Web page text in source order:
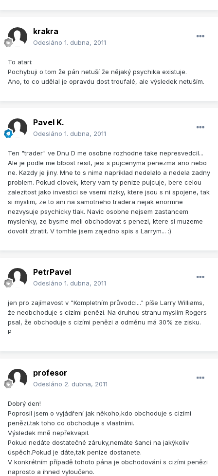
krakra
Odesláno 1. dubna, 2011
To atari:
Pochybuji o tom že pán netuší že nějaký psychika existuje.
Ano, to co udělal je opravdu dost troufalé, ale výsledek netuším.
Pavel K.
Odesláno 1. dubna, 2011
Ten "trader" ve Dnu D me osobne rozhodne take nepresvedcil...
Ale je podle me blbost resit, jesi s pujcenyma penezma ano nebo
ne. Kazdy je jiny. Mne to s nima napriklad nedelalo a nedela zadny
problem. Pokud clovek, ktery vam ty penize pujcuje, bere celou
zalezitost jako investici se vsemi riziky, ktere jsou s ni spojene, tak
si myslim, ze to ani na samotneho tradera nejak enormne
nezvysuje psychicky tlak. Navic osobne nejsem zastancem
myslenky, ze bysme meli obchodovat s penezi, ktere si muzeme
dovolit ztratit. V tomhle jsem zajedno spis s Larrym... :)
PetrPavel
Odesláno 1. dubna, 2011
jen pro zajímavost v "Kompletním průvodci..." píše Larry Williams,
že neobchoduje s cizími penězi. Na druhou stranu myslím Rogers
psal, že obchoduje s cizími penězi a odměnu má 30% ze zisku.
P
profesor
Odesláno 2. dubna, 2011
Dobrý den!
Poprosil jsem o vyjádření jak někoho,kdo obchoduje s cizími
penězi,tak toho co obchoduje s vlastními.
Výsledek mně nepřekvapil.
Pokud nedáte dostatečné záruky,nemáte šanci na jakýkoliv
úspěch.Pokud je dáte,tak peníze dostanete.
V konkrétním případě tohoto pána je obchodování s cizími penězi
naprosto a ihned vyloučeno.